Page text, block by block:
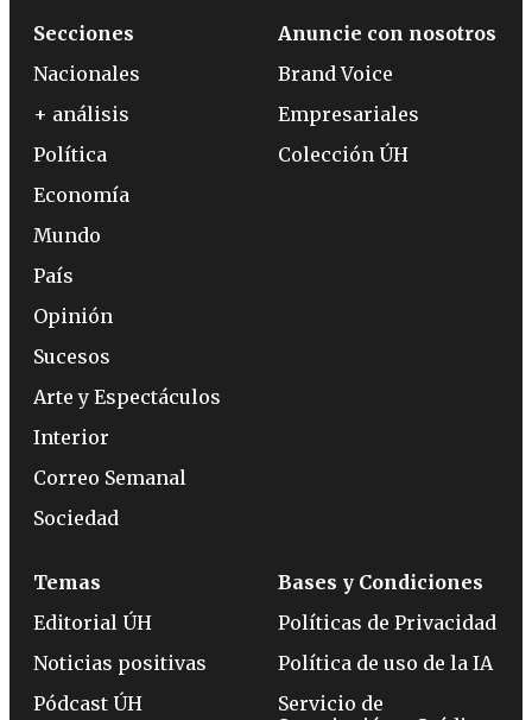
Secciones
Nacionales
+ análisis
Política
Economía
Mundo
País
Opinión
Sucesos
Arte y Espectáculos
Interior
Correo Semanal
Sociedad
Anuncie con nosotros
Brand Voice
Empresariales
Colección ÚH
Temas
Editorial ÚH
Noticias positivas
Pódcast ÚH
Bases y Condiciones
Políticas de Privacidad
Política de uso de la IA
Servicio de